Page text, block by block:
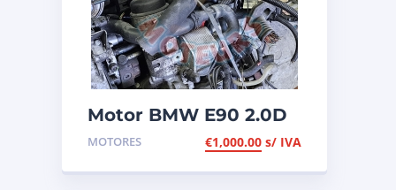
Motor BMW E90 2.0D
de 2006, de 163cv, ref
MOTORES €1,000.00 s/ IVA